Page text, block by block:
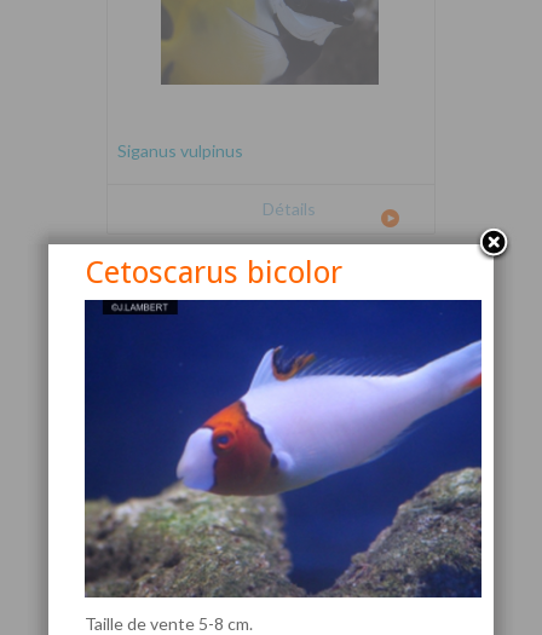
Siganus vulpinus
Détails
Canthigaster valentini
Détails
Cetoscarus bicolor
Taille de vente 5-8 cm.